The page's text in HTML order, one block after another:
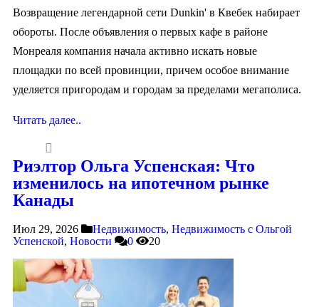
Возвращение легендарной сети Dunkin' в Квебек набирает
обороты. После объявления о первых кафе в районе
Монреаля компания начала активно искать новые
площадки по всей провинции, причем особое внимание
уделяется пригородам и городам за пределами мегаполиса.
Читать далее..
Риэлтор Ольга Успенская: Что
изменилось на ипотечном рынке
Канады
Июл 29, 2026 Недвижимость, Недвижимость с Ольгой
Успенской, Новости 0 20